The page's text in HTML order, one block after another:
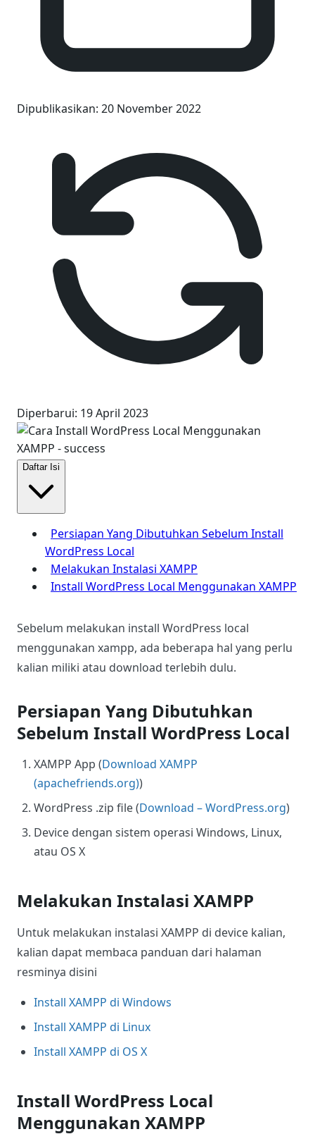
Dipublikasikan: 20 November 2022
Diperbarui: 19 April 2023
Daftar Isi
Persiapan Yang Dibutuhkan Sebelum Install
WordPress Local
Melakukan Instalasi XAMPP
Install WordPress Local Menggunakan XAMPP
Sebelum melakukan install WordPress local
menggunakan xampp, ada beberapa hal yang perlu
kalian miliki atau download terlebih dulu.
Persiapan Yang Dibutuhkan
Sebelum Install WordPress Local
XAMPP App (Download XAMPP
(apachefriends.org))
WordPress .zip file (Download – WordPress.org)
Device dengan sistem operasi Windows, Linux,
atau OS X
Melakukan Instalasi XAMPP
Untuk melakukan instalasi XAMPP di device kalian,
kalian dapat membaca panduan dari halaman
resminya disini
Install XAMPP di Windows
Install XAMPP di Linux
Install XAMPP di OS X
Install WordPress Local
Menggunakan XAMPP